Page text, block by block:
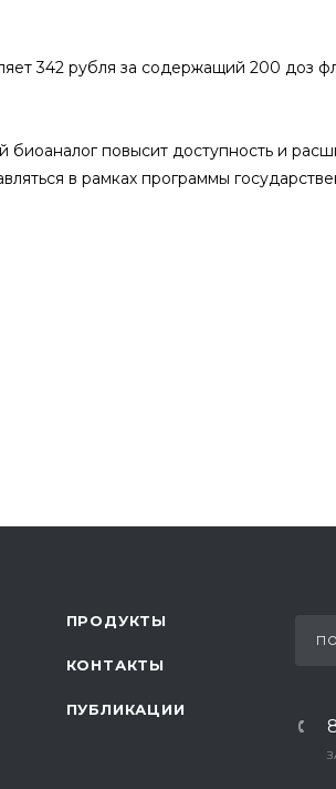
342 рубля за содержащий 200 доз
повысит доступность и
в рамках программы
ПРОДУКТЫ
КОНТАКТЫ
ПУБЛИКАЦИИ